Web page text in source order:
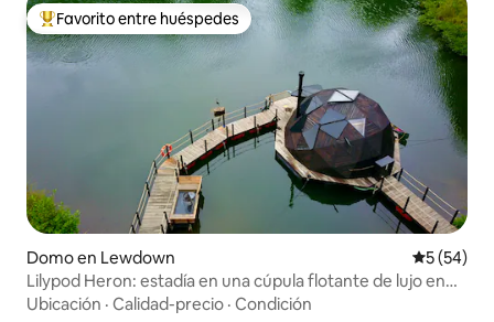
Favorito entre huéspedes preferido
Favorito entre huéspedes
Domo en Lewdown
5 (54)
Lilypod Heron: estadía en una cúpula flotante de lujo en
Devon​
Ubicación · Calidad-precio · Condición